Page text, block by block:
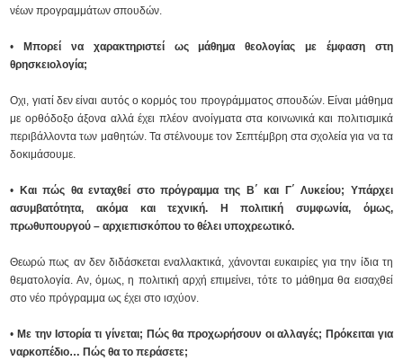
νέων προγραμμάτων σπουδών.
•
Μπορεί να χαρακτηριστεί ως μάθημα θεολογίας με έμφαση στη
θρησκειολογία;
Οχι, γιατί δεν είναι αυτός ο κορμός του προγράμματος σπουδών. Είναι μάθημα
με ορθόδοξο άξονα αλλά έχει πλέον ανοίγματα στα κοινωνικά και πολιτισμικά
περιβάλλοντα των μαθητών. Τα στέλνουμε τον Σεπτέμβρη στα σχολεία για να τα
δοκιμάσουμε.
•
Και πώς θα ενταχθεί στο πρόγραμμα της Β΄ και Γ΄ Λυκείου; Υπάρχει
ασυμβατότητα, ακόμα και τεχνική. Η πολιτική συμφωνία, όμως,
πρωθυπουργού – αρχιεπισκόπου το θέλει υποχρεωτικό.
Θεωρώ πως αν δεν διδάσκεται εναλλακτικά, χάνονται ευκαιρίες για την ίδια τη
θεματολογία. Αν, όμως, η πολιτική αρχή επιμείνει, τότε το μάθημα θα εισαχθεί
στο νέο πρόγραμμα ως έχει στο ισχύον.
• Με την Ιστορία τι γίνεται; Πώς θα προχωρήσουν οι αλλαγές; Πρόκειται για
ναρκοπέδιο… Πώς θα το περάσετε;